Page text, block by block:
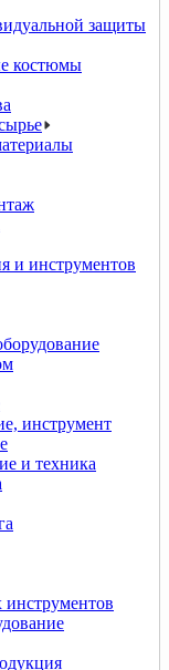
защиты
костюмы
и инструментов
инструмент
и техника